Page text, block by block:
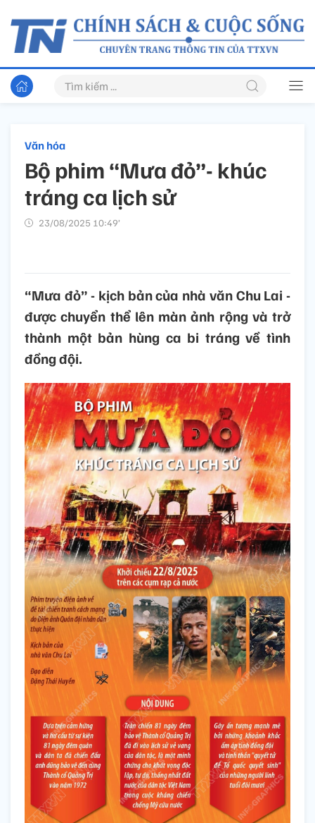
Văn hóa
Bộ phim “Mưa đỏ”- khúc
tráng ca lịch sử
23/08/2025 10:49’
“Mưa đỏ” - kịch bản của nhà văn Chu Lai -
được chuyển thể lên màn ảnh rộng và trở
thành một bản hùng ca bi tráng về tình
đồng đội.